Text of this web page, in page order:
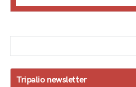
Tripalio newsletter